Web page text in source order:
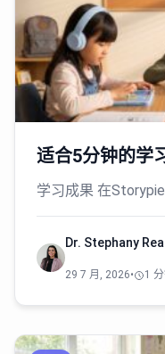
适合5分钟的学
学习成果 在
Dr. Stephany Rea
29 7 月, 2026• 1